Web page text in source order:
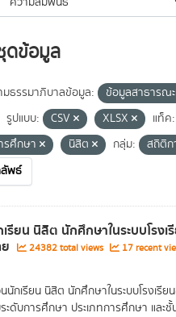
ดข้อมูล
ธรรมาภิบาลข้อมูล: ข้อมูลสาธารณะ
รูปแบบ: CSV XLSX
แท็ค:
รศึกษา
นิสิต กลุ่ม:
สถิติก
พธ์
รียน นิสิต นักศึกษาในระบบโรงเ
24382 total views 17 recent
นักเรียน นิสิต นักศึกษาในระบบโรงเรีย
ะดับการศึกษา ประเภทการศึกษา และชั้